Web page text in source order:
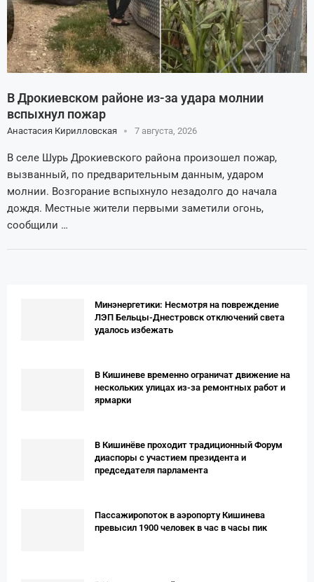
В Дрокиевском районе из-за удара молнии
вспыхнул пожар
Анастасия Кирилловская 7 августа, 2026
В селе Шурь Дрокиевского района произошел пожар,
вызванный, по предварительным данным, ударом
молнии. Возгорание вспыхнуло незадолго до начала
дождя. Местные жители первыми заметили огонь,
сообщили …
Минэнергетики: Несмотря на повреждение
ЛЭП Бельцы-Днестровск отключений света
удалось избежать
В Кишиневе временно ограничат движение на
нескольких улицах из-за ремонтных работ и
ярмарки
В Кишинёве проходит традиционный Форум
диаспоры с участием президента и
председателя парламента
Пассажиропоток в аэропорту Кишинева
превысил 1900 человек в час в часы пик